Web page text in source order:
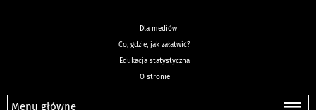
Dla mediów
Co, gdzie, jak załatwić?
Edukacja statystyczna
O stronie
Menu główne